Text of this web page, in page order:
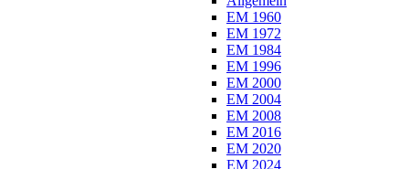
EM 1960
EM 1972
EM 1984
EM 1996
EM 2000
EM 2004
EM 2008
EM 2016
EM 2020
EM 2024